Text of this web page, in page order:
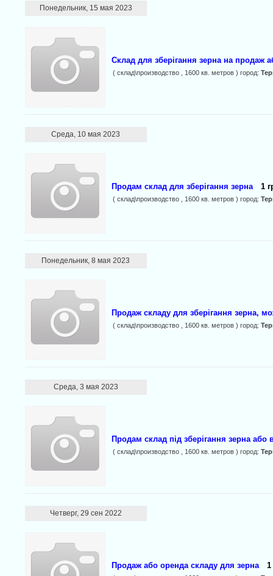
Понедельник, 15 мая 2023
Склад для зберігання зерна на продаж
( склад\производство , 1600 кв. метров ) город:
Среда, 10 мая 2023
Продам склад для зберігання зерна 1
( склад\производство , 1600 кв. метров ) город:
Понедельник, 8 мая 2023
Продаж складу для зберігання зерна,
( склад\производство , 1600 кв. метров ) город:
Среда, 3 мая 2023
Продам склад під зберігання зерна або
( склад\производство , 1600 кв. метров ) город:
Четверг, 29 сен 2022
Продаж або оренда складу для зерна 1